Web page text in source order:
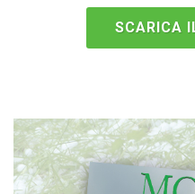
SCARICA